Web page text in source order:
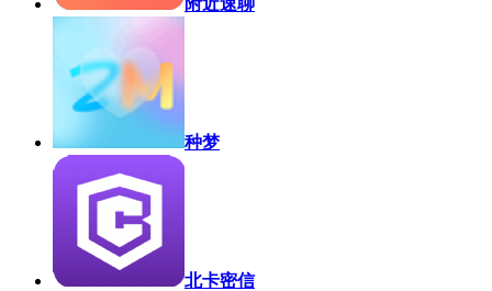
种梦
北卡密信